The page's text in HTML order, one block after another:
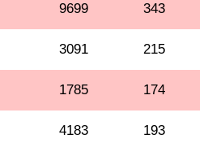
9699 343
3091 215
1785 174
4183 193